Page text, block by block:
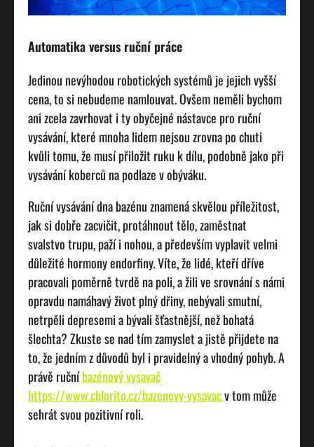
Automatika versus ruční práce
Jedinou nevýhodou robotických systémů je jejich vyšší
cena, to si nebudeme namlouvat. Ovšem neměli bychom
ani zcela zavrhovat i ty obyčejné nástavce pro ruční
vysávání, které mnoha lidem nejsou zrovna po chuti
kvůli tomu, že musí přiložit ruku k dílu, podobně jako při
vysávání koberců na podlaze v obýváku.
Ruční vysávání dna bazénu znamená skvělou příležitost,
jak si dobře zacvičit, protáhnout tělo, zaměstnat
svalstvo trupu, paží i nohou, a především vyplavit velmi
důležité hormony endorfiny. Víte, že lidé, kteří dříve
pracovali poměrně tvrdě na poli, a žili ve srovnání s námi
opravdu namáhavý život plný dřiny, nebývali smutní,
netrpěli depresemi a bývali šťastnější, než bohatá
šlechta? Zkuste se nad tím zamyslet a jistě přijdete na
to, že jedním z důvodů byl i pravidelný a vhodný pohyb. A
právě ručníbazénový vysavač
https://www.chlorito.cz/bazenovy-vysavacv tom může
sehrát svou pozitivní roli.